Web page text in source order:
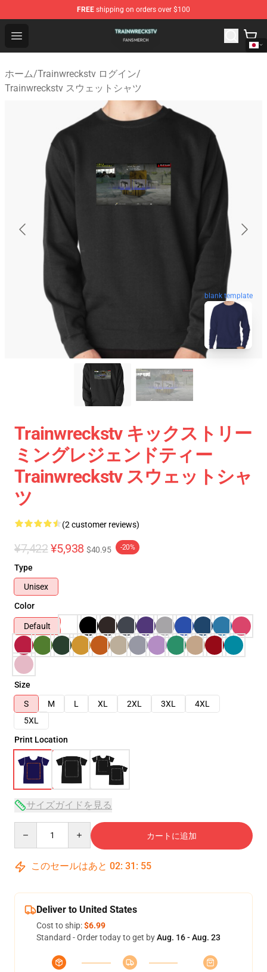
FREE shipping on orders over $100
Open menu
Trainwreckstv Shop - Official Trainwreckstv
ホーム/Trainwreckstv ログイン/
Trainwreckstv スウェットシャツ
blank template
Trainwreckstv キックストリー
ミングレジェンドティー
Trainwreckstv スウェットシャ
ツ
(2 customer reviews)
¥7,422 ¥5,938 $40.95 -20%
Type
Unisex
Color
Default
Size
S
M L XL 2XL 3XL
4XL
5XL
Print Location
サイズガイドを見る
カートに追加
このセールはあと 02: 31 : 54
Deliver to United States
Cost to ship:$6.99
Standard - Order today to get byAug. 16 - Aug. 23